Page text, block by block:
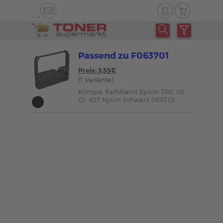
-->
Passend zu F063701
Preis: 3,55€
(1 Variante)
Kompa. Farbband Epson ERC 03
Gr. 637 Nylon schwarz 0637.01